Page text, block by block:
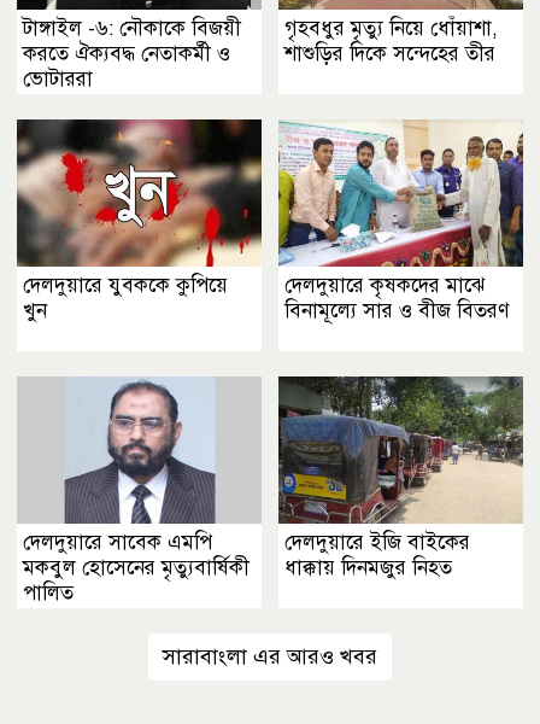
টাঙ্গাইল -৬: নৌকাকে বিজয়ী
করতে ঐক্যবদ্ধ নেতাকর্মী ও
ভোটাররা
গৃহবধুর মৃত্যু নিয়ে ধোঁয়াশা,
শাশুড়ির দিকে সন্দেহের তীর
দেলদুয়ারে যুবককে কুপিয়ে
খুন
দেলদুয়ারে কৃষকদের মাঝে
বিনামূল্যে সার ও বীজ বিতরণ
দেলদুয়ারে সাবেক এমপি
মকবুল হোসেনের মৃত্যুবার্ষিকী
পালিত
দেলদুয়ারে ইজি বাইকের
ধাক্কায় দিনমজুর নিহত
সারাবাংলা এর আরও খবর